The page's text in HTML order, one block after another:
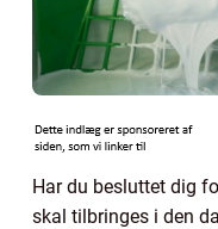
Har du besluttet dig
skal tilbringes i den